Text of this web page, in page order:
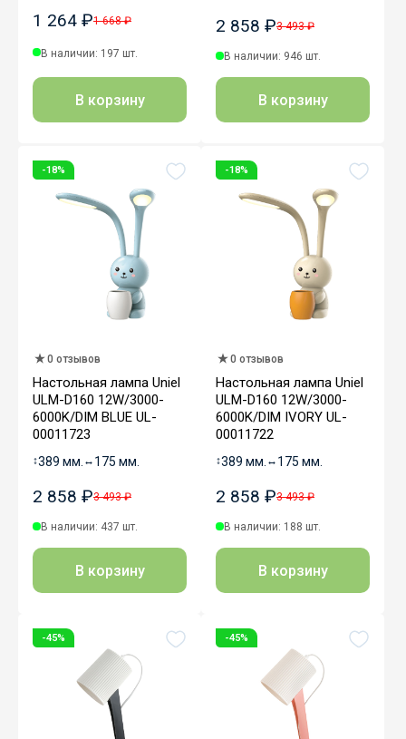
1 264 ₽1 668 ₽
В наличии: 197 шт.
В корзину
2 858 ₽3 493 ₽
В наличии: 946 шт.
В корзину
-18%
0 отзывов
Настольная лампа Uniel
ULM-D160 12W/3000-
6000K/DIM BLUE UL-
00011723
↕389 мм. ↔ 175 мм.
2 858 ₽3 493 ₽
В наличии: 437 шт.
В корзину
-18%
0 отзывов
Настольная лампа Uniel
ULM-D160 12W/3000-
6000K/DIM IVORY UL-
00011722
↕389 мм. ↔ 175 мм.
2 858 ₽3 493 ₽
В наличии: 188 шт.
В корзину
-45% -45%